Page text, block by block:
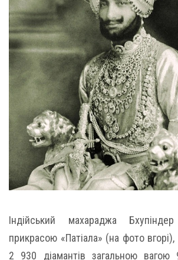
Індійський махараджа
прикрасою «Патіала» (на фото
2 930 діамантів загальною вагою